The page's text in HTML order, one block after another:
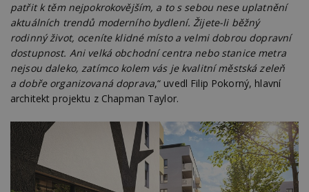
patřit k těm nejpokrokovějším, a to s sebou nese uplatnění
aktuálních trendů moderního bydlení. Žijete-li běžný
rodinný život, oceníte klidné místo a velmi dobrou dopravní
dostupnost. Ani velká obchodní centra nebo stanice metra
nejsou daleko, zatímco kolem vás je kvalitní městská zeleň
a dobře organizovaná doprava,“ uvedl Filip Pokorný, hlavní
architekt projektu z Chapman Taylor.